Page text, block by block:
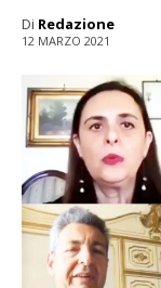
Di Redazione
12 MARZO 2021